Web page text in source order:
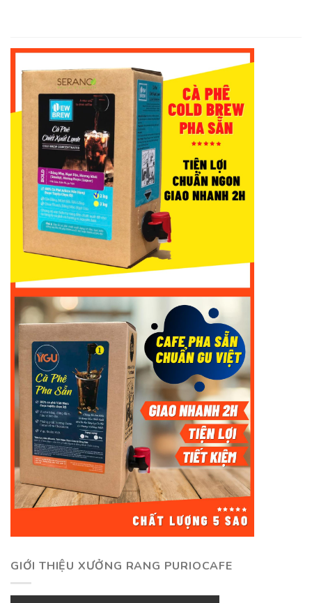
GIỚI THIỆU XƯỞNG RANG PURIOCAFE